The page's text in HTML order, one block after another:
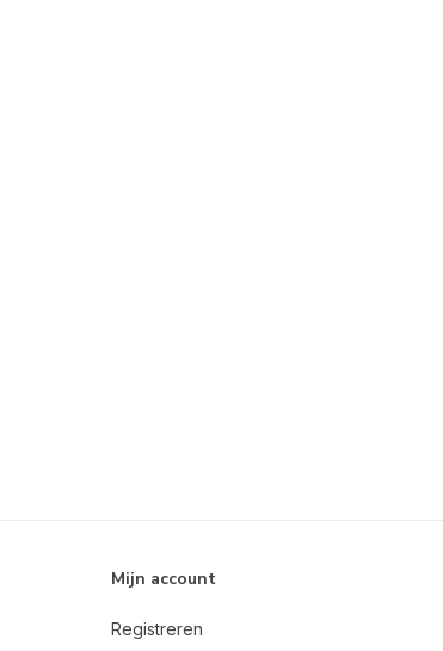
Mijn account
Registreren